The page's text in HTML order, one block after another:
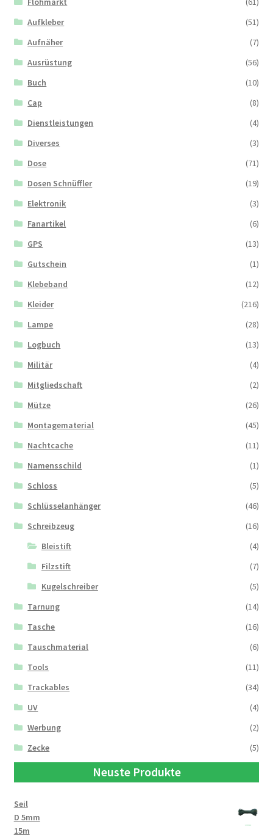
Aufkleber
(51)
Aufnäher
(7)
Ausrüstung
(56)
Buch
(10)
Cap
(8)
Dienstleistungen
(4)
Diverses
(3)
Dose
(71)
Dosen Schnüffler
(19)
Elektronik
(3)
Fanartikel
(6)
GPS
(13)
Gutschein
(1)
Klebeband
(12)
Kleider
(216)
Lampe
(28)
Logbuch
(13)
Militär
(4)
Mitgliedschaft
(2)
Mütze
(26)
Montagematerial
(45)
Nachtcache
(11)
Namensschild
(1)
Schloss
(5)
Schlüsselanhänger
(46)
Schreibzeug
(16)
Bleistift
(4)
Filzstift
(7)
Kugelschreiber
(5)
Tarnung
(14)
Tasche
(16)
Tauschmaterial
(6)
Tools
(11)
Trackables
(34)
UV
(4)
Werbung
(2)
Zecke
(5)
Neuste Produkte
Seil
D 5mm
15m